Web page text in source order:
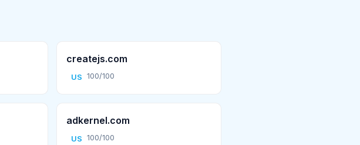
createjs.com
US 100/100
adkernel.com
US 100/100